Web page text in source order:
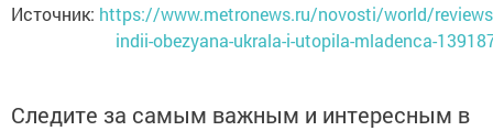
Источник: https://www.metronews.ru/novosti/world/
indii-obezyana-ukrala-i-utopila-mladenca-
Следите за самым важным и интересным в